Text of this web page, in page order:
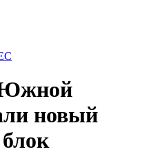
Южной
новый